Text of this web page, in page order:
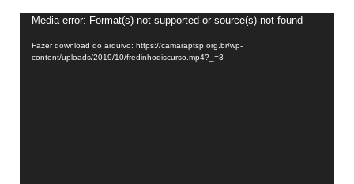
Tocador
de
vídeo
Media error: Format(s) not supported or source(s) not found
Fazer download do arquivo: https://camaraptsp.org.br/wp-
content/uploads/2019/10/fredinhodiscurso.mp4?_=3